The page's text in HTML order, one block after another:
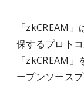
「zkCREAM
保するプロト
「zkCREAM
ープンソース